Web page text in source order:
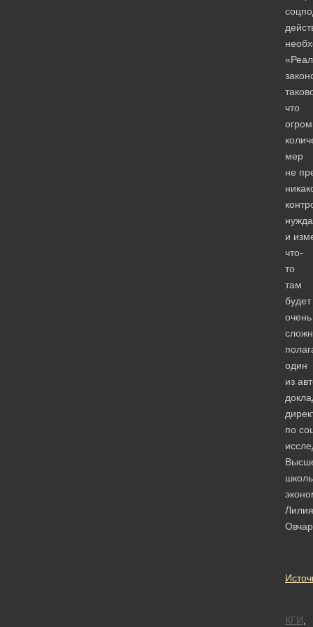
что
мер
не
и
что-
то
там
будет
очень
один
из
по
Лилия
КГИ